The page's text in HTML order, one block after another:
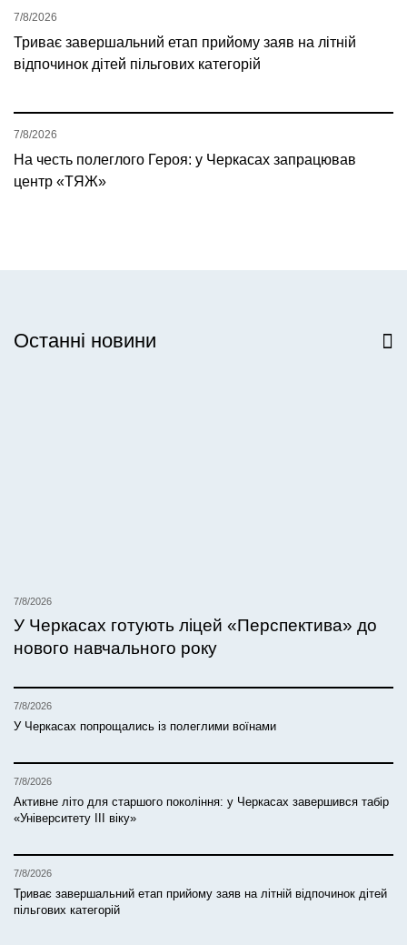
Триває завершальний етап прийому заяв на літній
відпочинок дітей пільгових категорій
7/8/2026
На честь полеглого Героя: у Черкасах запрацював
центр «ТЯЖ»
7/8/2026
Останні новини
7/8/2026
У Черкасах готують ліцей «Перспектива» до
нового навчального року
7/8/2026
У Черкасах попрощались із полеглими воїнами
7/8/2026
Активне літо для старшого покоління: у Черкасах завершився табір
«Університету ІІІ віку»
7/8/2026
Триває завершальний етап прийому заяв на літній відпочинок дітей
пільгових категорій